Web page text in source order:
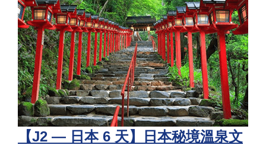
【J2 — 日本 6 天】日本秘境溫泉文